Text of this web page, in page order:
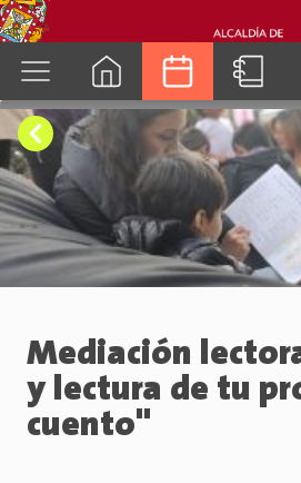
cuenca.gob.ec
Mediación
y lectura de tu
cuento"